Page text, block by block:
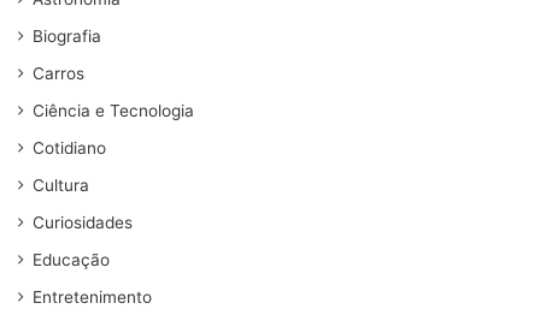
Biografia
Carros
Ciência e Tecnologia
Cotidiano
Cultura
Curiosidades
Educação
Entretenimento